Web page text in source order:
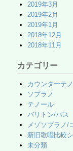
2019年3月
2019年2月
2019年1月
2018年12月
2018年11月
カテゴリー
カウンターテ
ソプラノ
テノール
バリトン/バス
メゾソプラノ/
新旧歌唱比較
未分類